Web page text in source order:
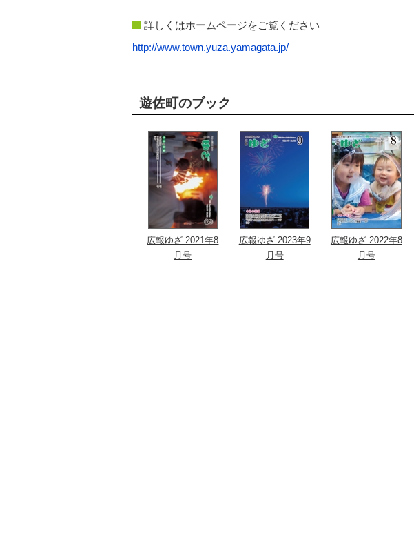
詳しくはホームページをご覧ください
http://www.town.yuza.yamagata.jp/
遊佐町のブック
広報ゆざ 2021年8
月号
広報ゆざ 2023年9
月号
広報ゆざ 2022年8
月号